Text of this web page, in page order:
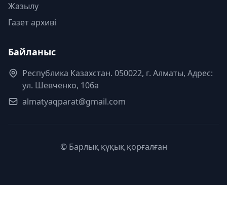
Жазылу
Газет архиві
Байланыс
Республика Казахстан. 050022, г. Алматы, Адрес:
ул. Шевченко, 106а
almatyaqparat@gmail.com
© Барлық құқық қорғалған